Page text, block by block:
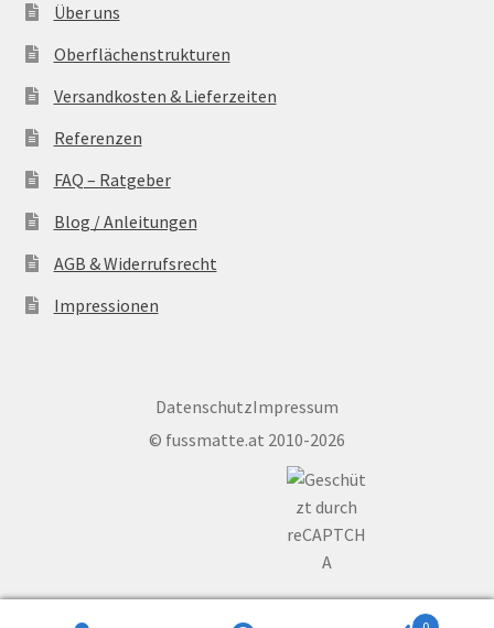
Über uns
Oberflächenstrukturen
Versandkosten & Lieferzeiten
Referenzen
FAQ – Ratgeber
Blog / Anleitungen
AGB & Widerrufsrecht
Impressionen
DatenschutzImpressum
© fussmatte.at 2010-2026